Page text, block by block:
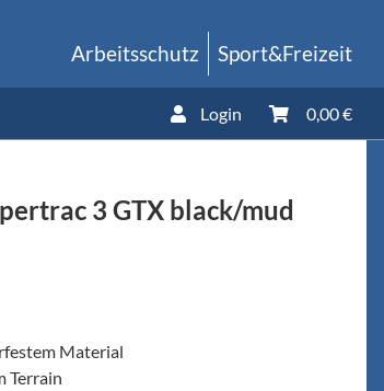
Arbeitsschutz Sport&Freizeit
Login 0,00 €
3 GTX black/mud
Material
Terrain